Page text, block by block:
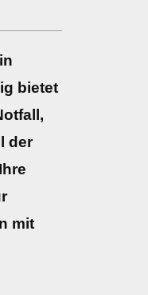
bietet
der
mit